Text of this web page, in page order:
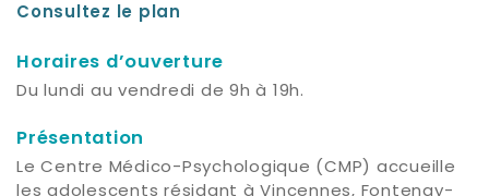
Consultez le plan
Horaires d’ouverture
Du lundi au vendredi de 9h à 19h.
Présentation
Le Centre Médico-Psychologique (CMP) accueille
les adolescents résidant à Vincennes, Fontenay-